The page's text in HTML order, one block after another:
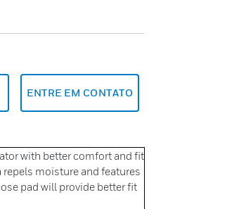
ENTRE EM CONTATO
with better comfort and fit
moisture and features
pad will provide better fit